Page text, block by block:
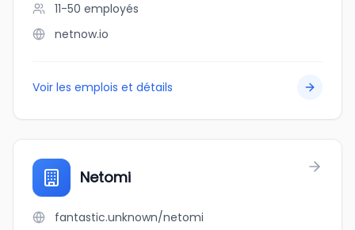
11-50 employés
netnow.io
Voir les emplois et détails
Netomi
fantastic.unknown/netomi